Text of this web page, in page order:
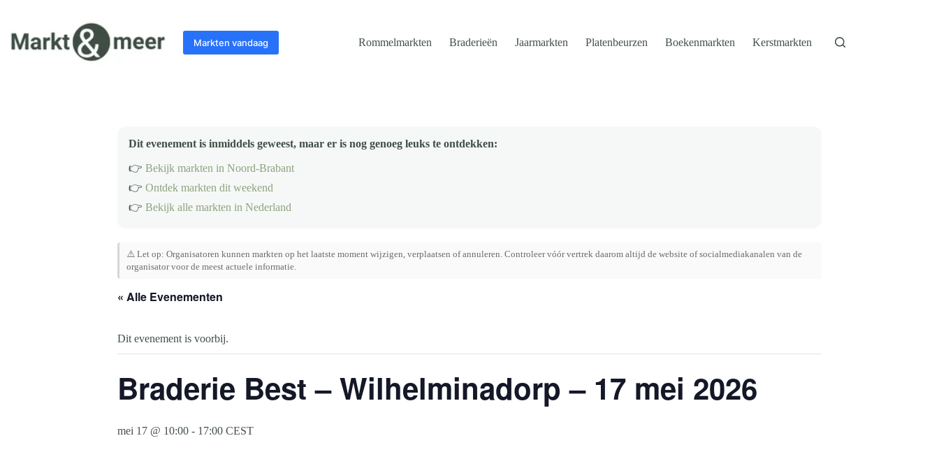
inhoud
Markten vandaag Rommelmarkten Braderieën Jaarmarkten Platenbeurzen Boekenmarkten Kerstmarkten
Dit evenement is inmiddels geweest, maar er is nog genoeg leuks te ontdekken:
👉 Bekijk markten in Noord-Brabant
👉 Ontdek markten dit weekend
👉 Bekijk alle markten in Nederland
⚠️ Let op: Organisatoren kunnen markten op het laatste moment wijzigen, verplaatsen of annuleren. Controleer vóór vertrek daarom altijd de website of socialmediakanalen van de
organisator voor de meest actuele informatie.
« Alle Evenementen
Dit evenement is voorbij.
Braderie Best – Wilhelminadorp – 17 mei 2026
mei 17 @ 10:00 - 17:00 CEST